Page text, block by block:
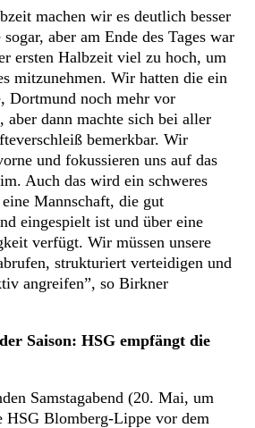
machen wir es deutlich besser
aber am Ende des Tages war
ersten Halbzeit viel zu hoch, um
mitzunehmen. Wir hatten die ein
Dortmund noch mehr vor
aber dann machte sich bei aller
bemerkbar. Wir
und fokussieren uns auf das
Auch das wird ein schweres
Mannschaft, die gut
eingespielt ist und über eine
verfügt. Wir müssen unsere
strukturiert verteidigen und
angreifen”, so Birkner
Saison: HSG empfängt die
Samstagabend (20. Mai, um
HSG Blomberg-Lippe vor dem